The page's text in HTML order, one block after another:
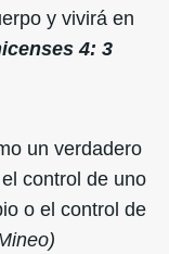
y vivirá en
4: 3
un verdadero
control de uno
o el control de